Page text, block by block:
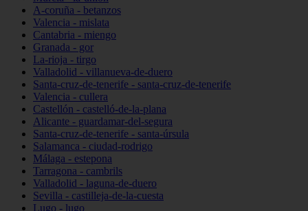
A-coruña - betanzos
Valencia - mislata
Cantabria - miengo
Granada - gor
La-rioja - tirgo
Valladolid - villanueva-de-duero
Santa-cruz-de-tenerife - santa-cruz-de-tenerife
Valencia - cullera
Castellón - castelló-de-la-plana
Alicante - guardamar-del-segura
Santa-cruz-de-tenerife - santa-úrsula
Salamanca - ciudad-rodrigo
Málaga - estepona
Tarragona - cambrils
Valladolid - laguna-de-duero
Sevilla - castilleja-de-la-cuesta
Lugo - lugo